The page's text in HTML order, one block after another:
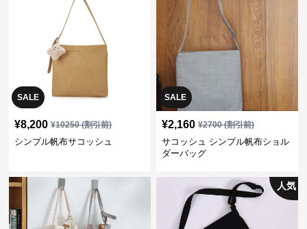
SALE
¥8,200 ¥10250(割引前)
シンプル帆布サコッシュ
SALE
¥2,160 ¥2700(割引前)
サコッシュ シンプル帆布ショル
ダーバッグ
人気